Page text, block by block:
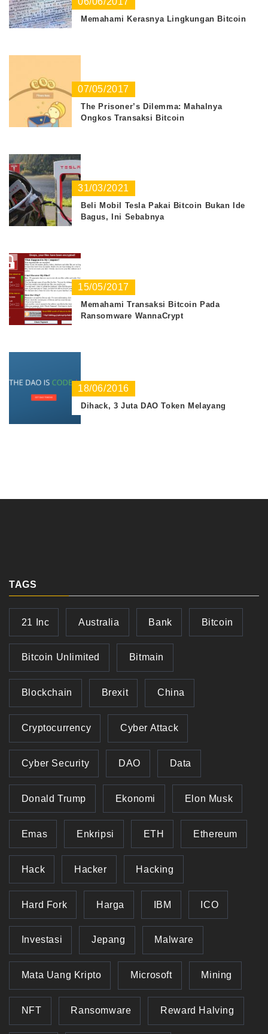
Memahami Kerasnya Lingkungan Bitcoin
07/05/2017
The Prisoner’s Dilemma: Mahalnya
Ongkos Transaksi Bitcoin
31/03/2021
Beli Mobil Tesla Pakai Bitcoin Bukan Ide
Bagus, Ini Sebabnya
15/05/2017
Memahami Transaksi Bitcoin Pada
Ransomware WannaCrypt
18/06/2016
Dihack, 3 Juta DAO Token Melayang
TAGS
21 Inc Australia Bank Bitcoin
Bitcoin Unlimited Bitmain
Blockchain Brexit China
Cryptocurrency Cyber Attack
Cyber Security DAO Data
Donald Trump Ekonomi Elon Musk
Emas Enkripsi ETH Ethereum
Hack Hacker Hacking
Hard Fork Harga IBM ICO
Investasi Jepang Malware
Mata Uang Kripto Microsoft Mining
NFT Ransomware Reward Halving